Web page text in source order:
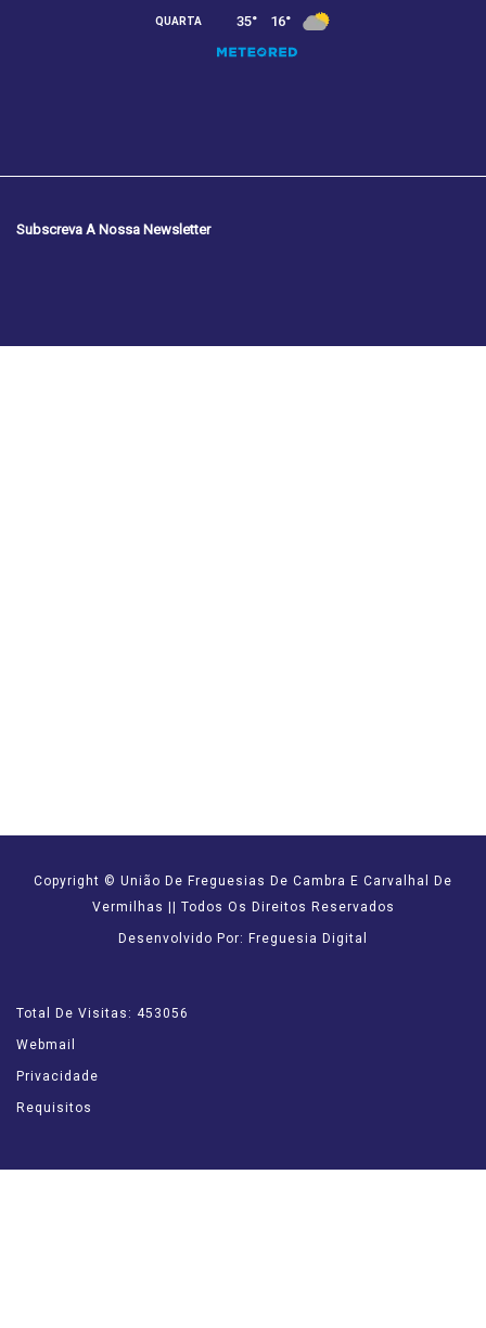
Subscreva A Nossa Newsletter
Copyright © União De Freguesias De Cambra E Carvalhal De
Vermilhas || Todos Os Direitos Reservados
Desenvolvido Por: Freguesia Digital
Total De Visitas: 453056
Webmail
Privacidade
Requisitos